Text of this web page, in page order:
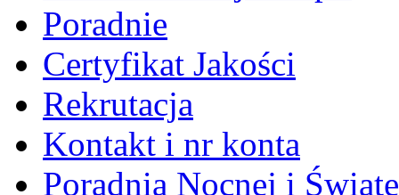
Poradnie
Certyfikat Jakości
Rekrutacja
Kontakt i nr konta
Poradnia Nocnej i